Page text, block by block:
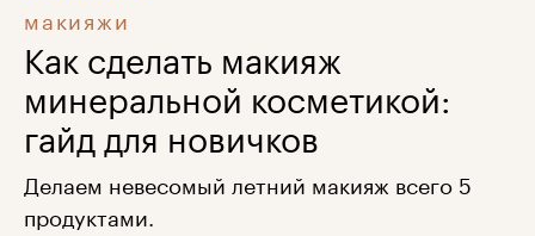
макияжи
Как сделать макияж
минеральной косметикой:
гайд для новичков
Делаем невесомый летний макияж всего 5
продуктами.